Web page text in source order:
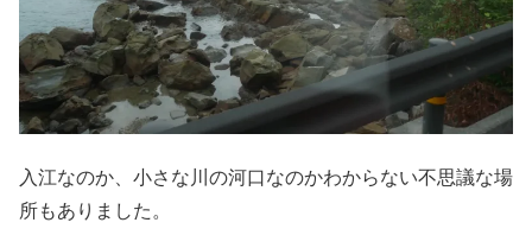
入江なのか、小さな川の河口なのかわからない不思議な場
所もありました。